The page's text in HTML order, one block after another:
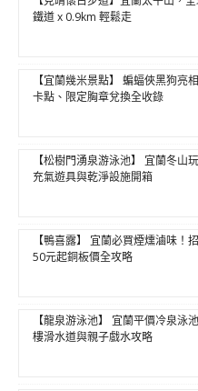
鐵道 x 0.9km 輕鬆走
【宜蘭幾米景點】 蝙蝠俠黑狗亮
卡點、限定胸章兌換全收錄
【松樹門湧泉游泳池】 宜蘭冬山
充氣遊具與乾淨設施開箱
【鴨喜露】 宜蘭必買煙燻滷味！
50元起銅板價全攻略
【龍泉游泳池】 宜蘭平價冷泉泳
樓滑水道與親子戲水攻略